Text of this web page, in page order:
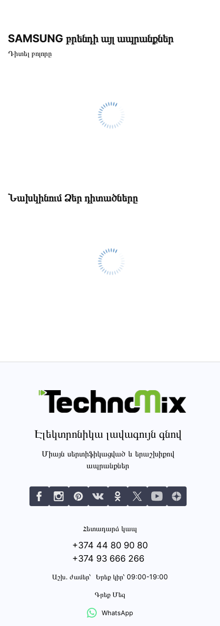
SAMSUNG բրենդի այլ ապրանքներ
Դիտել բոլորը
Նախկինում Ձեր դիտածները
Էլեկտրոնիկա լավագույն գնով
Միայն սերտիֆիկացված և երաշխիքով
ապրանքներ
Հետադարձ կապ
+374 44 80 90 80
+374 93 666 266
Աշխ․ ժամեր՝ Երեք կիր՝ 09:00-19:00
Գրեք Մեզ
WhatsApp